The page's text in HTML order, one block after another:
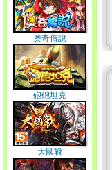
奧奇傳說
砲砲坦克
大國戰